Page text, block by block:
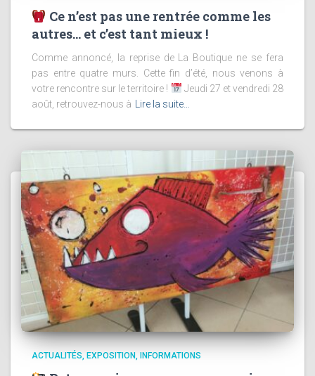
Ce n’est pas une rentrée comme les
autres… et c’est tant mieux !
Comme annoncé, la reprise de La Boutique ne se fera
pas entre quatre murs. Cette fin d’été, nous venons à
votre rencontre sur le territoire !
Jeudi 27 et vendredi 28
août, retrouvez-nous à
Lire la suite…
ACTUALITÉS EXPOSITION INFORMATIONS